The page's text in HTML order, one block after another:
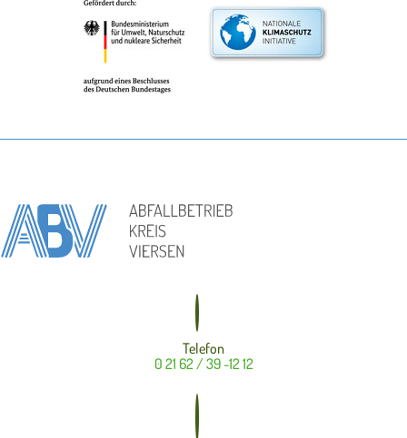
Telefon
0 21 62 / 39 -12 12